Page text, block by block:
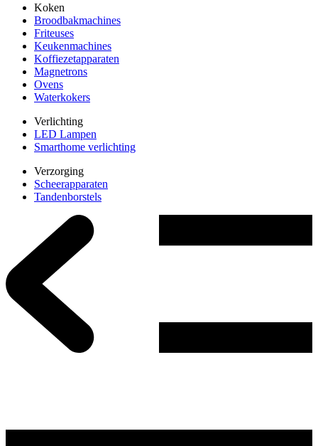
Koken
Broodbakmachines
Friteuses
Keukenmachines
Koffiezetapparaten
Magnetrons
Ovens
Waterkokers
Verlichting
LED Lampen
Smarthome verlichting
Verzorging
Scheerapparaten
Tandenborstels